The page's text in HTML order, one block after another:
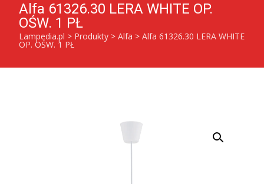
Alfa 61326.30 LERA WHITE OP.
OŚW. 1 PŁ
Lampedia.pl > Produkty > Alfa > Alfa 61326.30 LERA WHITE
OP. OŚW. 1 PŁ